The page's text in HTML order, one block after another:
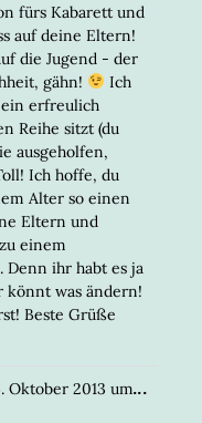
fürs Kabarett und
auf deine Eltern!
die Jugend - der
gähn!
Ich
ein erfreulich
Reihe sitzt (du
ausgeholfen,
Ich hoffe, du
Alter so einen
Eltern und
einem
Denn ihr habt es ja
was ändern!
Beste Grüße
Oktober 2013 um...DIESE